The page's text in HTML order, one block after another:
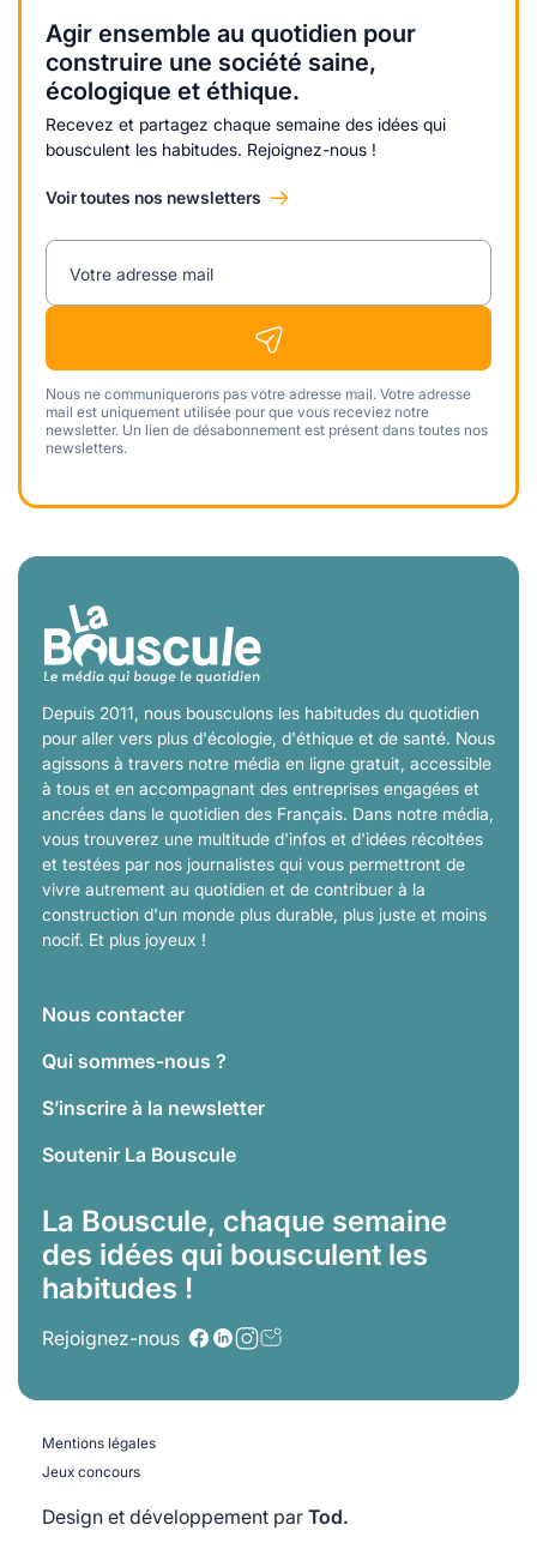
Agir ensemble au quotidien pour
construire une société saine,
écologique et éthique.
Recevez et partagez chaque semaine des idées qui
bousculent les habitudes. Rejoignez-nous !
Voir toutes nos newsletters
Votre adresse mail
Nous ne communiquerons pas votre adresse mail. Votre adresse
mail est uniquement utilisée pour que vous receviez notre
newsletter. Un lien de désabonnement est présent dans toutes nos
newsletters.
Depuis 2011, nous bousculons les habitudes du quotidien
pour aller vers plus d'écologie, d'éthique et de santé. Nous
agissons à travers notre média en ligne gratuit, accessible
à tous et en accompagnant des entreprises engagées et
ancrées dans le quotidien des Français. Dans notre média,
vous trouverez une multitude d'infos et d'idées récoltées
et testées par nos journalistes qui vous permettront de
vivre autrement au quotidien et de contribuer à la
construction d'un monde plus durable, plus juste et moins
nocif. Et plus joyeux !
Nous contacter
Qui sommes-nous ?
S’inscrire à la newsletter
Soutenir La Bouscule
La Bouscule, chaque semaine
des idées qui bousculent les
habitudes !
Rejoignez-nous
Mentions légales
Jeux concours
Design et développement par Tod.